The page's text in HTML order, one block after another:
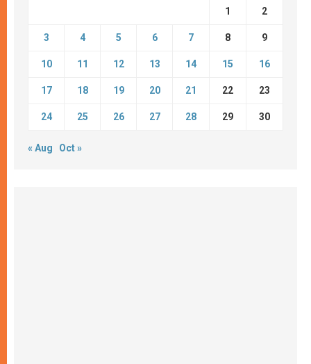
1 2
3 4 5 6 7 8 9
10 11 12 13 14 15 16
17 18 19 20 21 22 23
24 25 26 27 28 29 30
« Aug Oct »